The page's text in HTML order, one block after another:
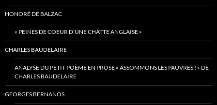
HONORÉ DE BALZAC
« PEINES DE COEUR D’UNE CHATTE ANGLAISE »
CHARLES BAUDELAIRE
ANALYSE DU PETIT POÈME EN PROSE « ASSOMMONS LES PAUVRES ! » DE
CHARLES BAUDELAIRE
GEORGES BERNANOS